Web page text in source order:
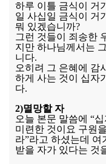
하루 이틀 금식이 거
일 사십일 금식이 거
뭐 있겠습니까?
그런 것들이 죄송한
지만 하나님께서는
니다.
오히려 그 은혜에 감
하게 사는 것이 십자
다.
2)멸망할 자
오늘 본문 말씀에 “
미련한 것이요 구원
라”라고 하셨는데
받을 자가 있다는 것